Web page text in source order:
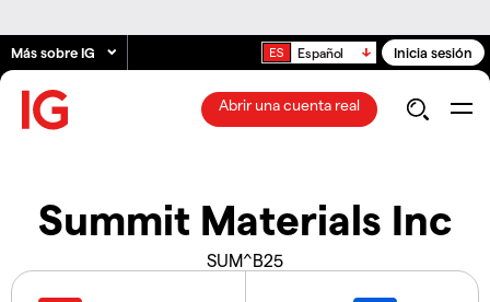
Más sobre IG Español Inicia sesión
Abrir una cuenta real
Summit Materials Inc
SUM^B25